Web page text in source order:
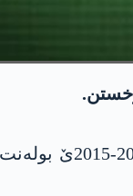
سەرۆکێ بەرێ یێ پارلامەنتۆیا